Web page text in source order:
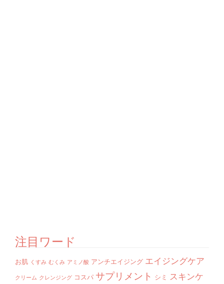
注目ワード
お肌 くすみ むくみ アミノ酸 アンチエイジング エイジングケア
クリーム クレンジング コスパ サプリメント シミ スキンケ